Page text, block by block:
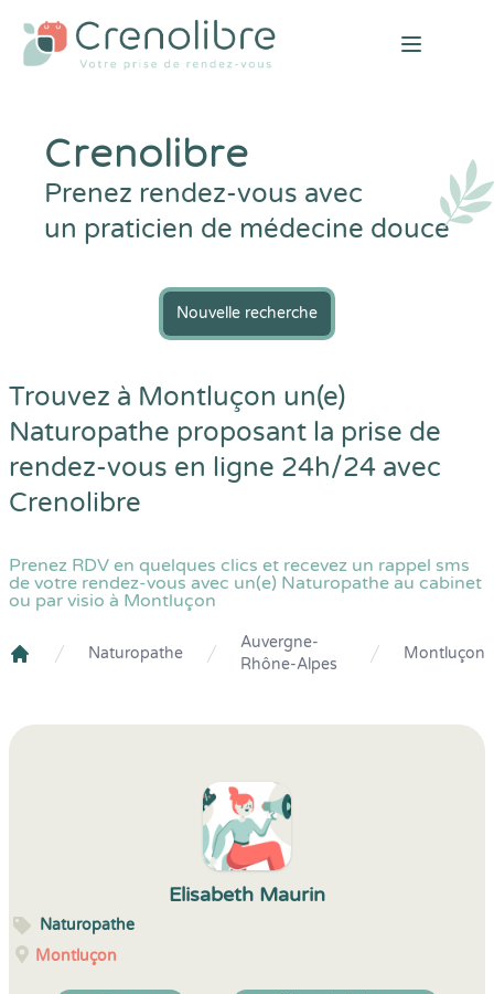
Open
Crenolibre
Prenez rendez-vous avec
un praticien de médecine douce
Nouvelle recherche
Trouvez à Montluçon un(e)
Naturopathe proposant la prise de
rendez-vous en ligne 24h/24 avec
Crenolibre
Prenez RDV en quelques clics et recevez un rappel sms
de votre rendez-vous avec un(e) Naturopathe au cabinet
ou par visio à Montluçon
Naturopathe
Auvergne-
Rhône-Alpes
Montluçon
Elisabeth Maurin
Naturopathe
Montluçon